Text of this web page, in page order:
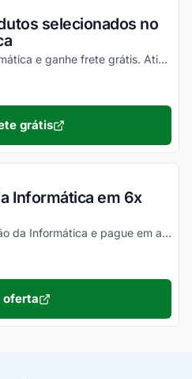
selecionados no
Compre no Saldão da Informática e ganhe frete grátis. Ative o desconto e consulte os produtos no site!
grátis
Informática em 6x
Compre na loja virtual Saldão da Informática e pague em até 6x sem juros. Aproveite!
oferta